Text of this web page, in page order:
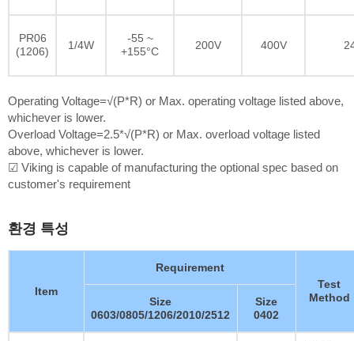
PR06
(1206)
1/4W
-55 ~
+155°C
200V 400V
Operating Voltage=√(P*R) or Max. operating voltage listed above,
whichever is lower.
Overload Voltage=2.5*√(P*R) or Max. overload voltage listed
above, whichever is lower.
☑ Viking is capable of manufacturing the optional spec based on
customer's requirement
환경 특성
Item
Requirement
Test
Method
Size
0603/0805/1206/2010/2512
Size
0402